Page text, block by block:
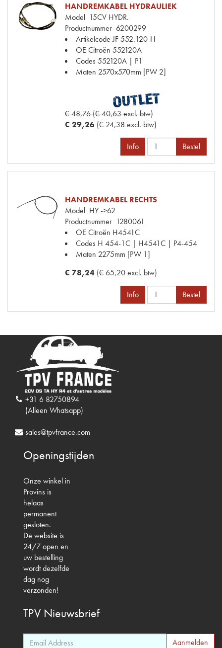
HANDREMKABEL HYDRAULIEK
Model 15CV HYDR.
Productnummer 6200299
Artikelcode JF552.120-H
OE Citroën 552120A
Codes552120A | P1
Maten 2570x570mm [PW 2]
€ 48,76 (€ 40,63 excl. btw)
€ 29,26 (€ 24,38 excl. btw)
Info Bestel
HANDREMKABEL RECHTS
Model HY ->62
Productnummer 1280061
OE Citroën H4541C
Codes H 454-1C | H4541C | P4-454
Maten 2275mm [PW 1]
€ 78,24 (€ 65,20 excl. btw)
Info Bestel
+31 6 82750894
(Alleen Whatsapp)
sales@tpvfrance.com
Openingstijden
Onze winkel in
Provins is
helaas
permanent
gesloten.
De website is
24/7 open en
uw bestelling
wordt dezelfde
dag nog
verzonden!
TPV Nieuwsbrief